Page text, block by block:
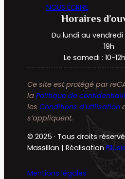
NOUS ÉCRIRE
Horaires
Du lundi au vendredi
19h
Le samedi : 10-
Ce site est protégé par
la Politique de
les Conditions d’utilisation
s’appliquent.
© 2025 · Tous droits
Massillan | Réalisation
Mentions légales